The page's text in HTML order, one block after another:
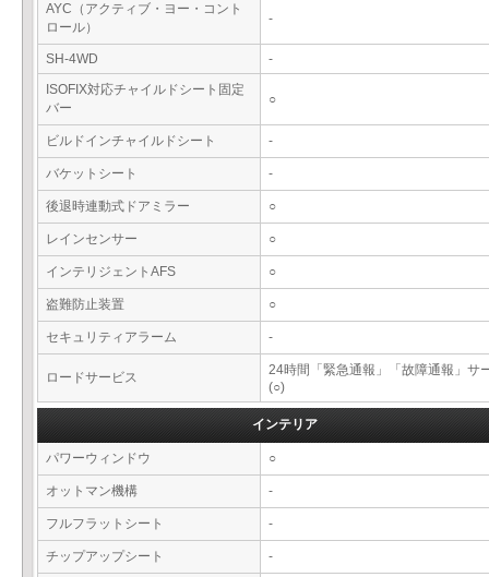
AYC（アクティブ・ヨー・コント
ロール）
-
SH-4WD
-
ISOFIX対応チャイルドシート固定
バー
○
ビルドインチャイルドシート -
バケットシート -
後退時連動式ドアミラー ○
レインセンサー ○
インテリジェントAFS ○
盗難防止装置 ○
セキュリティアラーム -
ロードサービス
24時間「緊急通報」「故障通報」サ
(○)
インテリア
パワーウィンドウ ○
オットマン機構 -
フルフラットシート -
チップアップシート -